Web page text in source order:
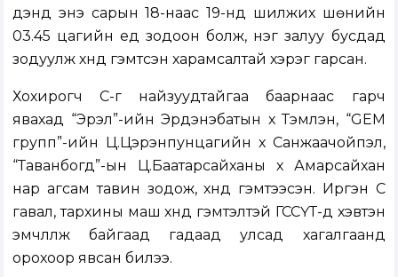
үүдэнд энэ сарын 18-наас 19-нд шилжих шөнийн
03.45 цагийн үед зодоон болж, нэг залуу бусдад
зодуулж хүнд гэмтсэн харамсалтай хэрэг гарсан.
Хохирогч С-г найзуудтайгаа баарнаас гарч
явахад “Эрэл”-ийн Эрдэнэбатын хүү Тэмүүлэн, “GEM
групп”-ийн Ц.Цэрэнпунцагийн хүү Санжаачойпэл,
“Таванбогд”-ын Ц.Баатарсайханы хүү Амарсайхан
нар агсам тавин зодож, хүнд гэмтээсэн. Иргэн С
гавал, тархины маш хүнд гэмтэлтэй ГССҮТ-д хэвтэн
эмчлүүлж байгаад гадаад улсад хагалгаанд
орохоор явсан билээ.